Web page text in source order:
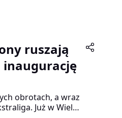
ruszają
inaugurację
obrotach, a wraz
Już w Wielką